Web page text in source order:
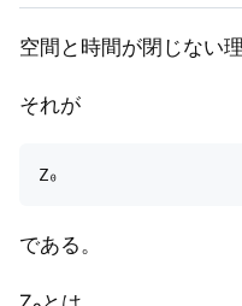
空間と時間が閉じない
それが
である。